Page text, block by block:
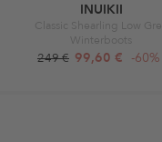
INUIKII
Classic Shearling Low Grey
Winterboots
249 € 99,60 € -60%